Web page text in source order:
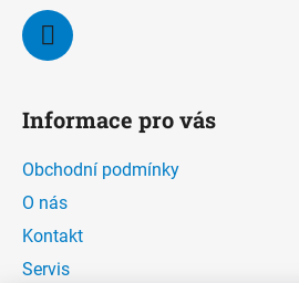
Informace pro vás
Obchodní podmínky
O nás
Kontakt
Servis